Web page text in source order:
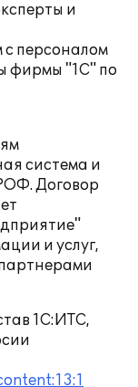
и
с персоналом
фирмы "1С" по
система и
Договор
и услуг,
1С:ИТС,